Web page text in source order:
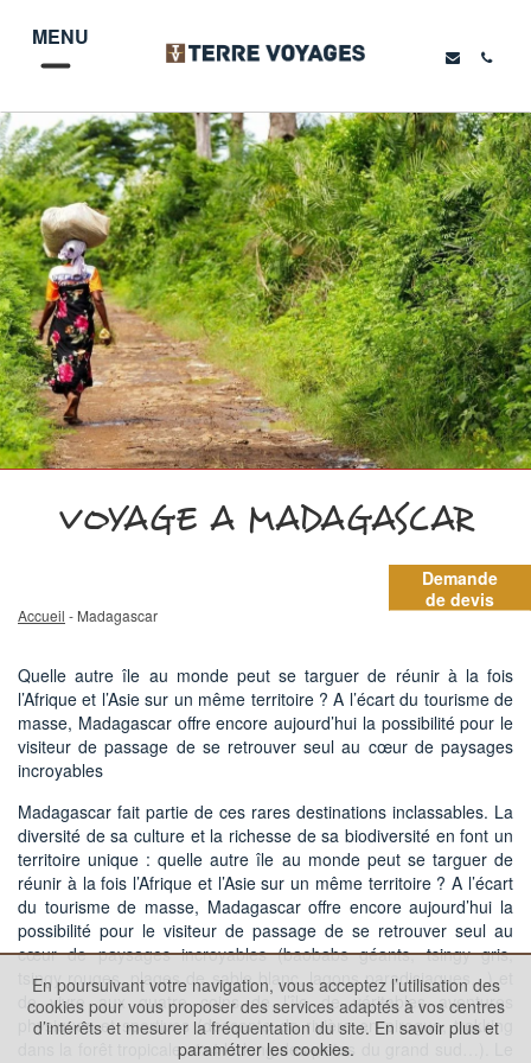
MENU
VOYAGE A MADAGASCAR
Accueil - Madagascar
Quelle autre île au monde peut se targuer de réunir à la fois
l’Afrique et l’Asie sur un même territoire ? A l’écart du tourisme de
masse, Madagascar offre encore aujourd’hui la possibilité pour le
visiteur de passage de se retrouver seul au cœur de paysages
incroyables
Madagascar fait partie de ces rares destinations inclassables. La
diversité de sa culture et la richesse de sa biodiversité en font un
territoire unique : quelle autre île au monde peut se targuer de
réunir à la fois l’Afrique et l’Asie sur un même territoire ? A l’écart
du tourisme de masse, Madagascar offre encore aujourd’hui la
possibilité pour le visiteur de passage de se retrouver seul au
cœur de paysages incroyables (baobabs géants, tsingy gris,
tsingy rouges, plages de sable blanc, lagons paradisiaques…) et
de vivre aux quatre coins de l’île de véritables aventures
physiques et sportives (descente de rivière en pirogue, trekking
dans la forêt tropicale, 4x4 le long des pistes du grand sud…). Le
Demande
de devis
En poursuivant votre navigation, vous acceptez l’utilisation des
cookies pour vous proposer des services adaptés à vos centres
d’intérêts et mesurer la fréquentation du site. En savoir plus et
paramétrer les cookies.